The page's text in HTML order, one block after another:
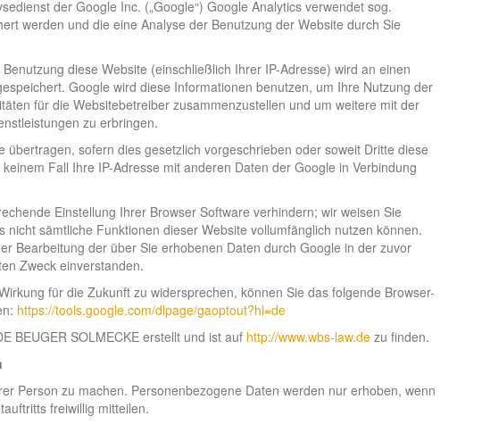
der Google Inc. („Google“) Google Analytics verwendet sog.
werden und die eine Analyse der Benutzung der Website durch Sie
diese Website (einschließlich Ihrer IP-Adresse) wird an einen
Google wird diese Informationen benutzen, um Ihre Nutzung der
für die Websitebetreiber zusammenzustellen und um weitere mit der
zu erbringen.
sofern dies gesetzlich vorgeschrieben oder soweit Dritte diese
Fall Ihre IP-Adresse mit anderen Daten der Google in Verbindung
Einstellung Ihrer Browser Software verhindern; wir weisen Sie
sämtliche Funktionen dieser Website vollumfänglich nutzen können.
Bearbeitung der über Sie erhobenen Daten durch Google in der zuvor
Zweck einverstanden.
für die Zukunft zu widersprechen, können Sie das folgende Browser-
https://tools.google.com/dlpage/gaoptout?hl=de
BEUGER SOLMECKE erstellt und ist auf http://www.wbs-law.de zu finden.
Person zu machen. Personenbezogene Daten werden nur erhoben, wenn
freiwillig mitteilen.